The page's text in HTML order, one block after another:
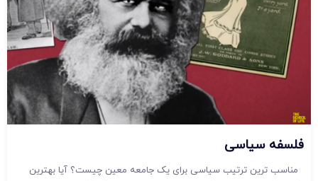
فلسفه سیاسی
مناسب ترین ترتیب سیاسی برای یک جامعه معین چیست؟ آیا بهترین